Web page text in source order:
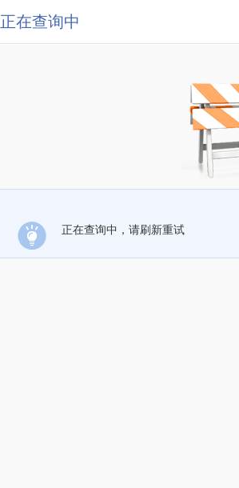
正在查询中
正在查询中，请刷新重试